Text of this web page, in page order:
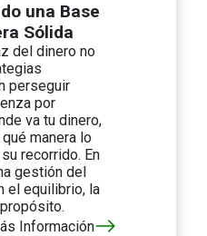
una Base
Sólida
del dinero no
perseguir
por
va tu dinero,
manera lo
recorrido. En
gestión del
el equilibrio, la
Información